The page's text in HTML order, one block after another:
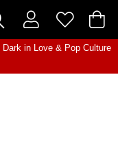
Dark in Love& Pop Culture